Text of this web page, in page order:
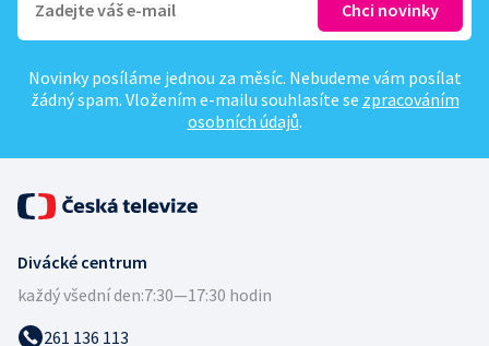
Novinky posíláme jednou za měsíc. Nebudeme vám posílat
žádný spam. Vložením e-mailu souhlasíte se zpracováním
osobních údajů.